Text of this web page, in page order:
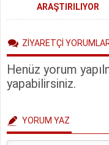
ARAŞTIRILIYOR
ZİYARETÇİ
Henüz yorum
yapabilirsiniz.
YORUM YAZ